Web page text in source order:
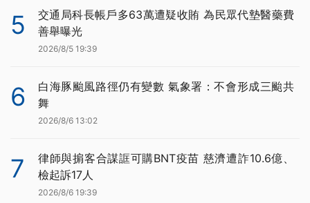
5
交通局科長帳戶多63萬遭疑收賄 為民眾代墊醫藥費
善舉曝光
2026/8/5 19:39
6
白海豚颱風路徑仍有變數 氣象署：不會形成三颱共
舞
2026/8/6 13:02
7
律師與掮客合謀誆可購BNT疫苗 慈濟遭詐10.6億、
檢起訴17人
2026/8/6 19:39